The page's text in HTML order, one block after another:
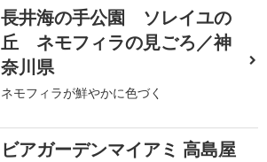
長井海の手公園 ソレイユの
丘 ネモフィラの見ごろ／神
奈川県
ネモフィラが鮮やかに色づく
ビアガーデンマイアミ 高島屋